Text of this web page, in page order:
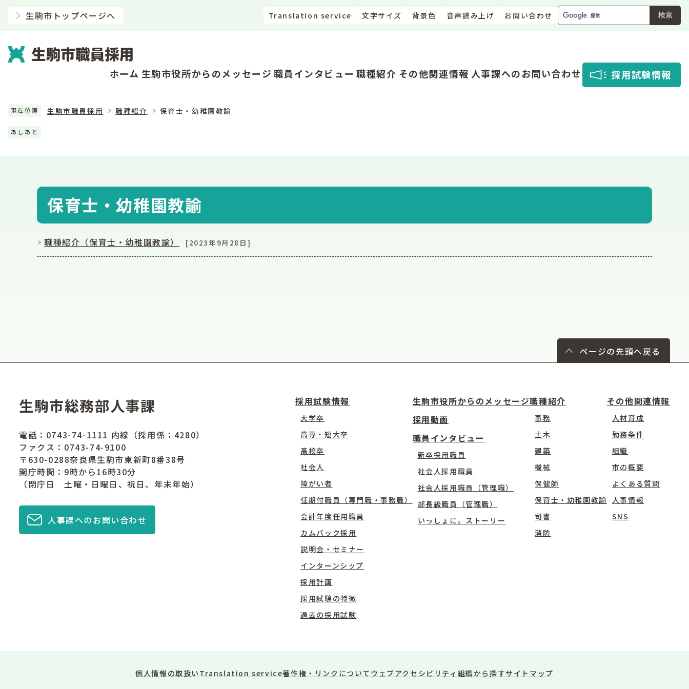
生駒市トップページへ Translation service 文字サイズ 背景色 音声読み上げ お問い合わせ 検索
ホーム 生駒市役所からのメッセージ 職員インタビュー 職種紹介 その他関連情報 人事課へのお問い合わせ 採用試験情報
現在位置 生駒市職員採用 職種紹介 保育士・幼稚園教諭
あしあと
保育士・幼稚園教諭
職種紹介（保育士・幼稚園教諭） [2023年9月28日]
ページの先頭へ戻る
生駒市総務部人事課
電話： 0743-74-1111 内線（採用係：4280）
ファクス：0743-74-9100
〒630-0288奈良県生駒市東新町8番38号
開庁時間：9時から16時30分
（閉庁日 土曜・日曜日、祝日、年末年始）
人事課へのお問い合わせ
採用試験情報
大学卒
高専・短大卒
高校卒
社会人
障がい者
任期付職員（専門職・事務職）
会計年度任用職員
カムバック採用
説明会・セミナー
インターンシップ
採用計画
採用試験の特徴
過去の採用試験
生駒市役所からのメッセージ
採用動画
職員インタビュー
新卒採用職員
社会人採用職員
社会人採用職員（管理職）
部長級職員（管理職）
いっしょに。ストーリー
職種紹介
事務
土木
建築
機械
保健師
保育士・幼稚園教諭
司書
消防
その他関連情報
人材育成
勤務条件
組織
市の概要
よくある質問
人事情報
SNS
個人情報の取扱い Translation service著作権・リンクについて ウェブアクセシビリティ 組織から探すサイトマップ